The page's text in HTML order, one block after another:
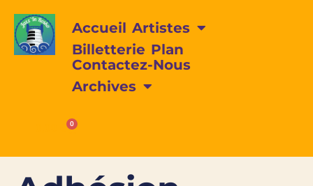
Accueil Artistes
Billetterie Plan
Contactez-Nous
Archives
€ 0